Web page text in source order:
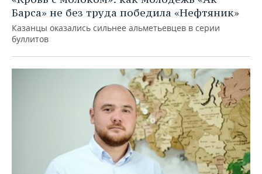
Барса» не без труда победила «Нефтяник»
Казанцы оказались сильнее альметьевцев в серии
буллитов